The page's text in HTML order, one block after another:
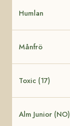
Humlan
Månfrö
Toxic (17)
Alm Junior (NO)